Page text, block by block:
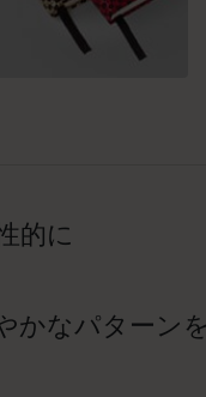
的に
かなパターン